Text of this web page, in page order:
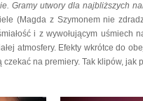
Gramy utwory dla najbliższych
(Magda z Szymonem nie
i z wywołującym uśmiech
atmosfery. Efekty wkrótce do
na premiery. Tak klipów, jak